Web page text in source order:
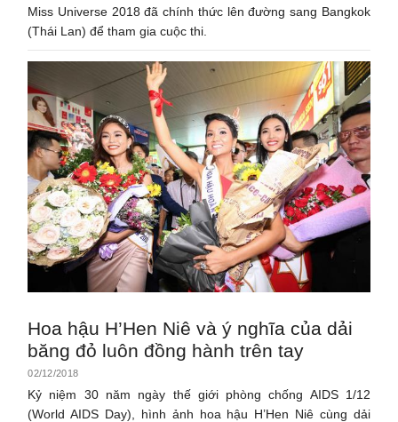
Miss Universe 2018 đã chính thức lên đường sang Bangkok
(Thái Lan) để tham gia cuộc thi.
Hoa hậu H’Hen Niê và ý nghĩa của dải
băng đỏ luôn đồng hành trên tay
02/12/2018
Kỷ niệm 30 năm ngày thế giới phòng chống AIDS 1/12
(World AIDS Day), hình ảnh hoa hậu H’Hen Niê cùng dải